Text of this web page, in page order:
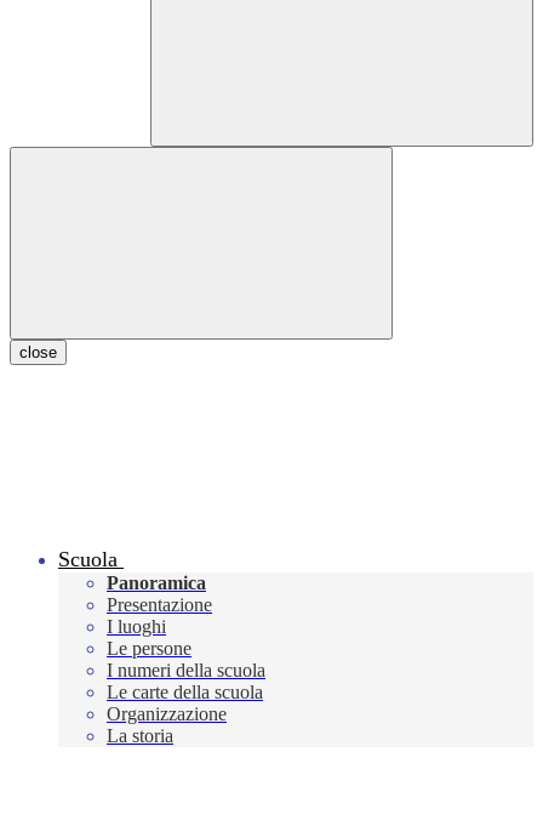
close
Scuola
Panoramica
Presentazione
I luoghi
Le persone
I numeri della scuola
Le carte della scuola
Organizzazione
La storia